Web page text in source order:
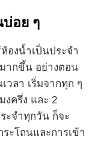
บ่อย ๆ
องน้ำเป็นประจำ
ากขึ้น อย่างตอน
วลา เริ่มจากทุก ๆ
งครึ่ง และ 2
ะจำทุกวัน ก็จะ
ะโถนและการเข้า